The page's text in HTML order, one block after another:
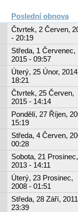
Poslední obnova
Čtvrtek, 2 Červen,
- 20:19
Středa, 1 Červenec,
2015 - 09:57
Úterý, 25 Únor,
18:21
Čtvrtek, 25 Červen,
2015 - 14:14
Pondělí, 27 Říjen,
15:19
Středa, 4 Červen,
00:28
Sobota, 21 Prosinec,
2013 - 14:11
Úterý, 23 Prosinec,
2008 - 01:51
Středa, 28 Září,
23:39